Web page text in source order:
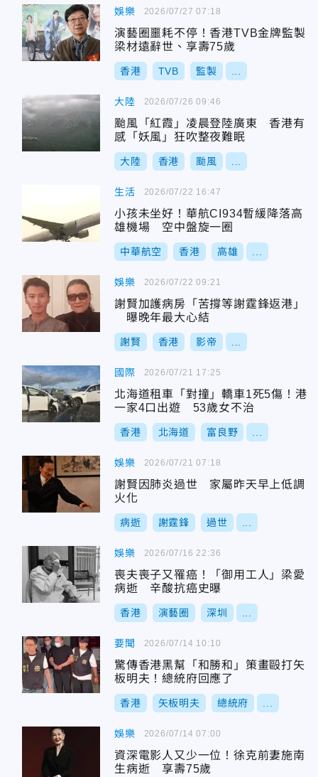
娛樂
演藝圈噩耗不停！香港TVB金牌監製
梁材遠辭世、享壽75歲
香港 TVB 監製
2026/07/27 07:18
大陸
颱風「紅霞」凌晨登陸廣東 香港有
感「妖風」狂吹整夜難眠
大陸 香港 颱風
2026/07/26 09:46
生活
小孩未坐好！華航CI934暫緩降落高
雄機場 空中盤旋一圈
中華航空 香港 高雄
2026/07/22 16:47
娛樂
謝賢加護病房「苦撐等謝霆鋒返港」
曝晚年最大心結
謝賢 香港 影帝
2026/07/22 09:21
國際
北海道租車「對撞」轎車1死5傷！港
一家4口出遊 53歲女不治
香港 北海道 富良野
2026/07/21 17:25
娛樂
謝賢因肺炎過世 家屬昨天早上低調
火化
病逝 謝霆鋒 過世
2026/07/21 07:18
娛樂
喪夫喪子又罹癌！「御用工人」梁愛
病逝 辛酸抗癌史曝
香港 演藝圈 深圳
2026/07/16 22:36
要聞
驚傳香港黑幫「和勝和」策畫毆打矢
板明夫！總統府回應了
香港 矢板明夫 總統府
2026/07/14 10:10
娛樂
資深電影人又少一位！徐克前妻施南
生病逝 享壽75歲
2026/07/14 07:00